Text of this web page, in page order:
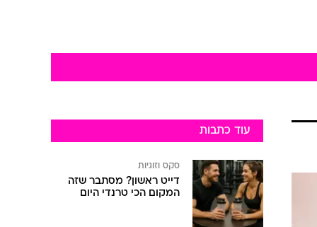
עוד כתבות
סקס וזוגיות
דייט ראשון? מסתבר שזה
המקום הכי טרנדי היום